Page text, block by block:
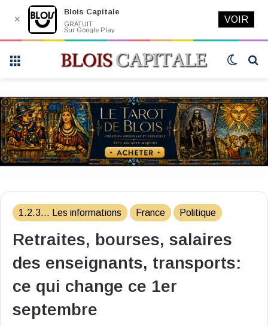
Switch
1.2.3... Les informations France Politique
Retraites, bourses, salaires
des enseignants, transports:
ce qui change ce 1er
septembre
✕
Blois Capitale
GRATUIT
Sur Google Play
VOIR